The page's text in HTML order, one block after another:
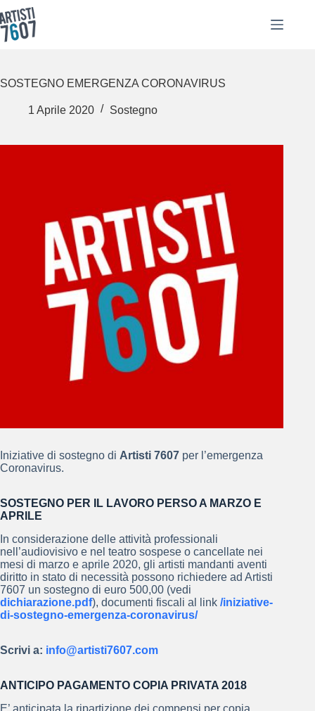
al
contenuto
SOSTEGNO EMERGENZA CORONAVIRUS
1 Aprile 2020 Sostegno
Iniziative di sostegno di Artisti 7607 per l’emergenza
Coronavirus.
SOSTEGNO PER IL LAVORO PERSO A MARZO E
APRILE
In considerazione delle attività professionali
nell’audiovisivo e nel teatro sospese o cancellate nei
mesi di marzo e aprile 2020, gli artisti mandanti aventi
diritto in stato di necessità possono richiedere ad Artisti
7607 un sostegno di euro 500,00 (vedi
dichiarazione.pdf), documenti fiscali al link /iniziative-
di-sostegno-emergenza-coronavirus/
Scrivi a: info@artisti7607.com
ANTICIPO PAGAMENTO COPIA PRIVATA 2018
E’ anticipata la ripartizione dei compensi per copia